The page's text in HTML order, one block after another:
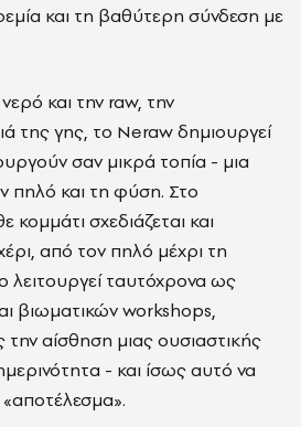
και τη βαθύτερη σύνδεση με
και την raw, την
της γης, το Neraw δημιουργεί
σαν μικρά τοπία - μια
πηλό και τη φύση. Στο
σχεδιάζεται και
από τον πηλό μέχρι τη
λειτουργεί ταυτόχρονα ως
βιωματικών workshops,
αίσθηση μιας ουσιαστικής
- και ίσως αυτό να
«αποτέλεσμα».